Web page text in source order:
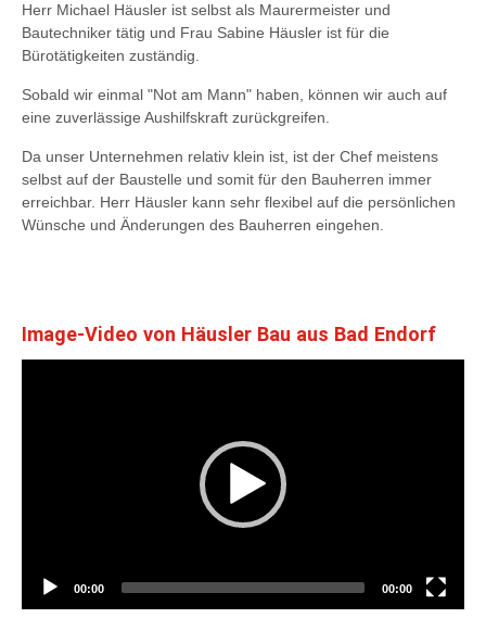
Herr Michael Häusler ist selbst als Maurermeister und
Bautechniker tätig und Frau Sabine Häusler ist für die
Bürotätigkeiten zuständig.
Sobald wir einmal "Not am Mann" haben, können wir auch auf
eine zuverlässige Aushilfskraft zurückgreifen.
Da unser Unternehmen relativ klein ist, ist der Chef meistens
selbst auf der Baustelle und somit für den Bauherren immer
erreichbar. Herr Häusler kann sehr flexibel auf die persönlichen
Wünsche und Änderungen des Bauherren eingehen.
Image-Video von Häusler Bau aus Bad Endorf
00:00 00:00